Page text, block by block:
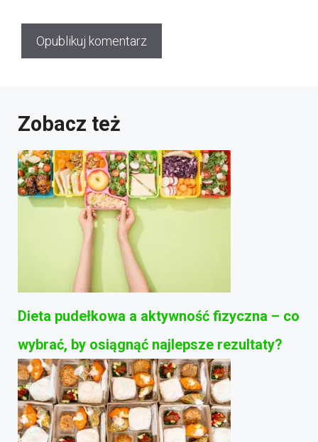
Zobacz też
Dieta pudełkowa a aktywność fizyczna – co
wybrać, by osiągnąć najlepsze rezultaty?